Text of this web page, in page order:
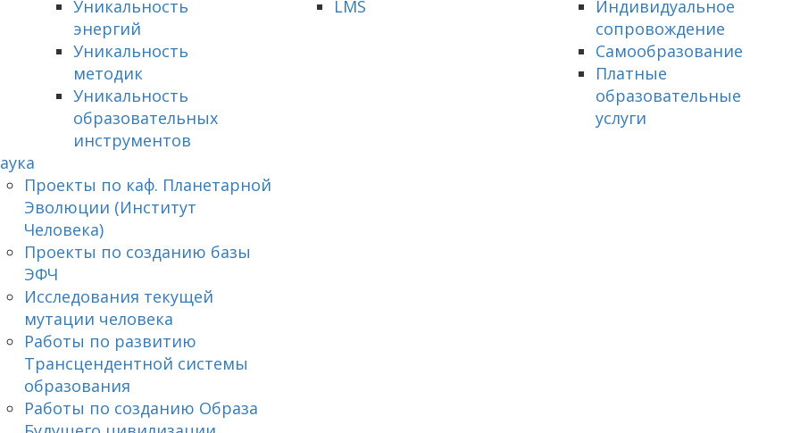
Уникальность
энергий
Уникальность
методик
Уникальность
образовательных
инструментов
LMS
Индивидуальное
сопровождение
Самообразование
Платные
образовательные
услуги
Проекты по каф. Планетарной
Эволюции (Институт
Человека)
Проекты по созданию базы
ЭФЧ
Исследования текущей
мутации человека
Работы по развитию
Трансцендентной системы
образования
Работы по созданию Образа